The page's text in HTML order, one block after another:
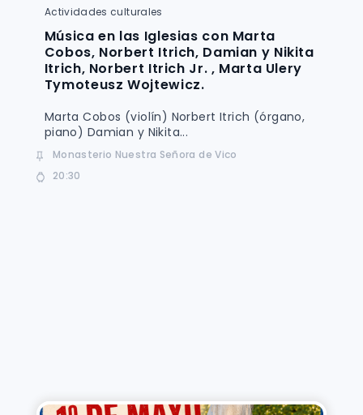
Actividades culturales
Música en las Iglesias con Marta
Cobos, Norbert Itrich, Damian y Nikita
Itrich, Norbert Itrich Jr. , Marta Ulery
Tymoteusz Wojtewicz.
Marta Cobos (violín) Norbert Itrich (órgano,
piano) Damian y Nikita...
Monasterio Nuestra Señora de Vico
20:30